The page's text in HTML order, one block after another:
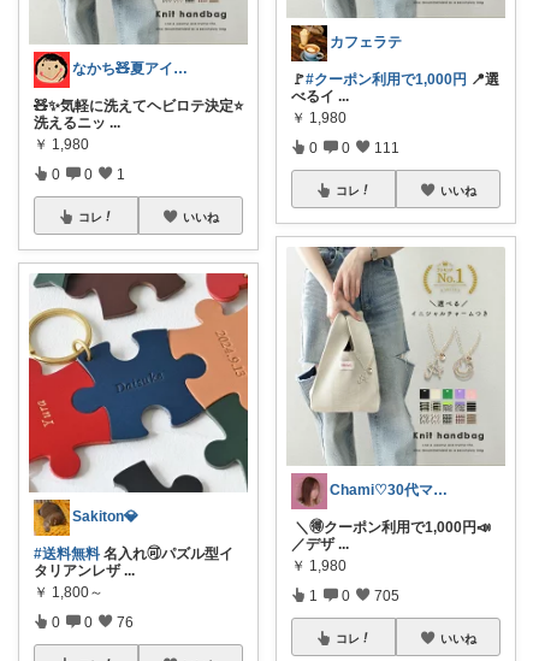
なかち🧸夏アイテム＆便利グッズ✨
🧸✨気軽に洗えてヘビロテ決定⭐️
洗えるニッ ...
￥ 1,980
0 0 1
コレ いいね
Sakiton💎
#送料無料 名入れ🉑パズル型イ
タリアンレザ ...
￥ 1,800～
0 0 76
カフェラテ
🚩#クーポン利用で1,000円 📍選
べるイ ...
￥ 1,980
0 0 111
コレ いいね
Chami♡30代ママの推しアイテム
‪ ＼🉐クーポン利用で1,000円📣
／デザ ...
￥ 1,980
1 0 705
コレ いいね